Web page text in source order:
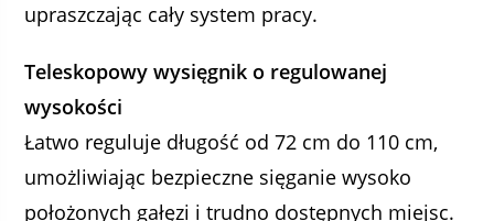
upraszczając cały system pracy.
Teleskopowy wysięgnik o regulowanej
wysokości
Łatwo reguluje długość od 72 cm do 110 cm,
umożliwiając bezpieczne sięganie wysoko
położonych gałęzi i trudno dostępnych miejsc.